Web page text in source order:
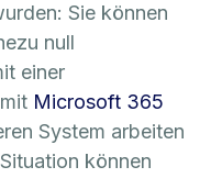
Sie können
null
einer
Microsoft 365
System arbeiten
können